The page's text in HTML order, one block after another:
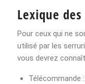
Lexique
Pour ceux qui ne
utilisé par les
vous devrez
Télécommande